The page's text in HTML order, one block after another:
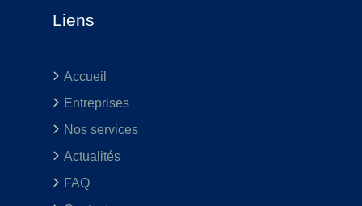
Liens
Accueil
Entreprises
Nos services
Actualités
FAQ